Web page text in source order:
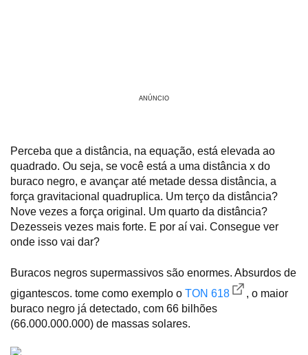
ANÚNCIO
Perceba que a distância, na equação, está elevada ao
quadrado. Ou seja, se você está a uma distância x do
buraco negro, e avançar até metade dessa distância, a
força gravitacional quadruplica. Um terço da distância?
Nove vezes a força original. Um quarto da distância?
Dezesseis vezes mais forte. E por aí vai. Consegue ver
onde isso vai dar?
Buracos negros supermassivos são enormes. Absurdos de
gigantescos. tome como exemplo o TON 618
, o maior
buraco negro já detectado, com 66 bilhões
(66.000.000.000) de massas solares.